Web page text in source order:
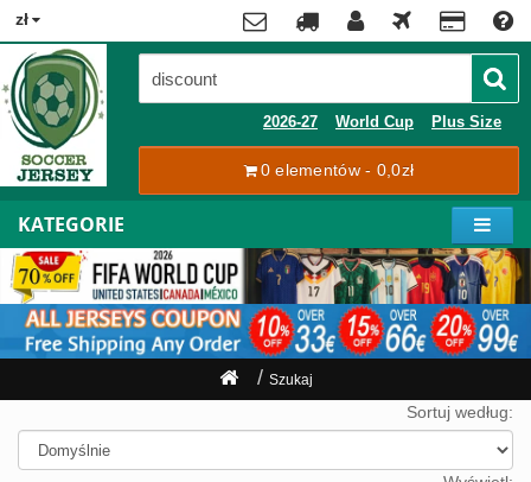
zł
Contact
Tracking
Moje
konto
Rejestracja
się
Shipping
2026-27 World Cup Plus Size
0 elementów - 0,0zł
x
KATEGORIE
Premier
League
La
Liga
Bundesliga
Serie
A
Ligue
1
Pilkarze
Mistrzostwa
Świata
Szukaj
Sortuj według: